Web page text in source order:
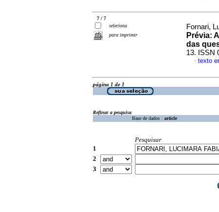
7 / 7
seleciona
para imprimir
Fornari,
Prévia:
das
13. ISSN
· texto
página 1 de 1
Refinar a pesquisa
Base de dados : article
Pesquisar
1
2
3